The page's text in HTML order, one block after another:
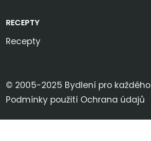
RECEPTY
Recepty
© 2005-2025 Bydlení pro každého
Podmínky použití Ochrana údajů